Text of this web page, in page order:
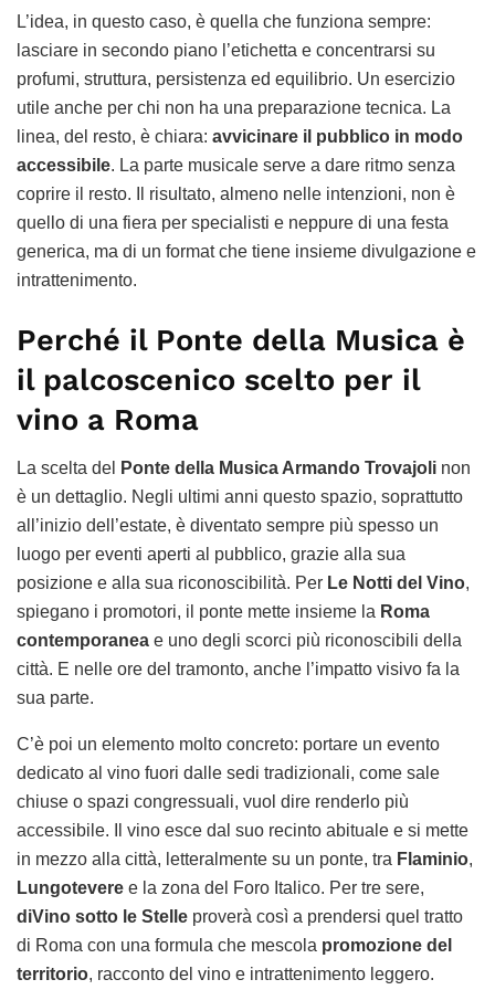
L’idea, in questo caso, è quella che funziona sempre:
lasciare in secondo piano l’etichetta e concentrarsi su
profumi, struttura, persistenza ed equilibrio. Un esercizio
utile anche per chi non ha una preparazione tecnica. La
linea, del resto, è chiara: avvicinare il pubblico in modo
accessibile. La parte musicale serve a dare ritmo senza
coprire il resto. Il risultato, almeno nelle intenzioni, non è
quello di una fiera per specialisti e neppure di una festa
generica, ma di un format che tiene insieme divulgazione e
intrattenimento.
Perché il Ponte della Musica è
il palcoscenico scelto per il
vino a Roma
La scelta del Ponte della Musica Armando Trovajoli non
è un dettaglio. Negli ultimi anni questo spazio, soprattutto
all’inizio dell’estate, è diventato sempre più spesso un
luogo per eventi aperti al pubblico, grazie alla sua
posizione e alla sua riconoscibilità. Per Le Notti del Vino,
spiegano i promotori, il ponte mette insieme la Roma
contemporanea e uno degli scorci più riconoscibili della
città. E nelle ore del tramonto, anche l’impatto visivo fa la
sua parte.
C’è poi un elemento molto concreto: portare un evento
dedicato al vino fuori dalle sedi tradizionali, come sale
chiuse o spazi congressuali, vuol dire renderlo più
accessibile. Il vino esce dal suo recinto abituale e si mette
in mezzo alla città, letteralmente su un ponte, tra Flaminio,
Lungotevere e la zona del Foro Italico. Per tre sere,
diVino sotto le Stelle proverà così a prendersi quel tratto
di Roma con una formula che mescola promozione del
territorio, racconto del vino e intrattenimento leggero.